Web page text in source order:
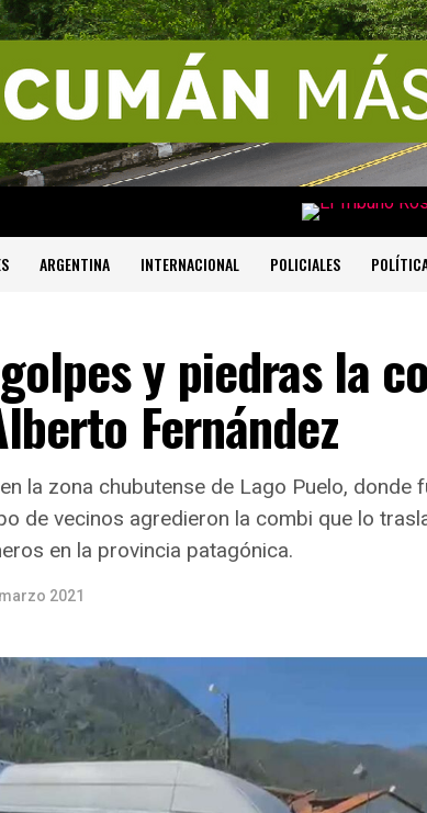
ARGENTINA INTERNACIONAL POLICIALES
y piedras la
Fernández
la zona chubutense de Lago Puelo, donde
de vecinos agredieron la combi que lo
en la provincia patagónica.
2021